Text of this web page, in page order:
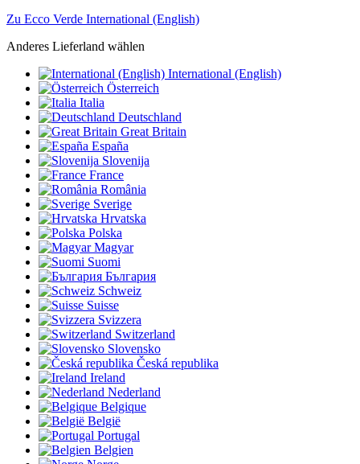
Zu Ecco Verde International (English)
Anderes Lieferland wählen
International (English)
Österreich
Italia
Deutschland
Great Britain
España
Slovenija
France
România
Sverige
Hrvatska
Polska
Magyar
Suomi
България
Schweiz
Suisse
Svizzera
Switzerland
Slovensko
Česká republika
Ireland
Nederland
Belgique
België
Portugal
Belgien